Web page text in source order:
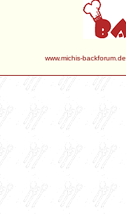
www.michis-backforum.de